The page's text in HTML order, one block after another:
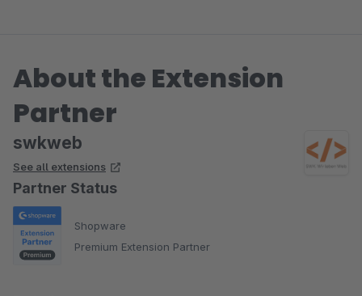
About the Extension
Partner
swkweb
See all extensions
Partner Status
Shopware
Premium Extension Partner